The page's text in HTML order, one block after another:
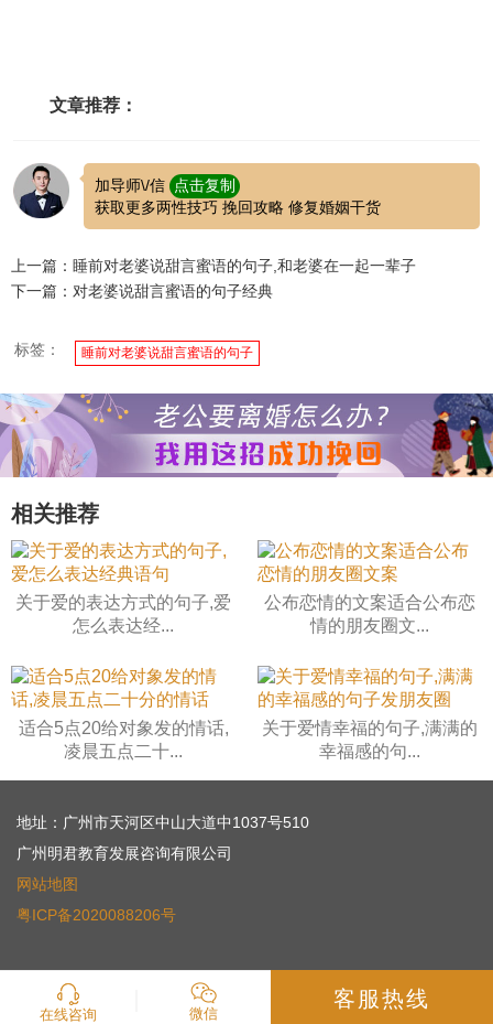
文章推荐：
加导师\/信
点击复制
获取更多两性技巧 挽回攻略 修复婚姻干货
上一篇：睡前对老婆说甜言蜜语的句子,和老婆在一起一辈子
下一篇：对老婆说甜言蜜语的句子经典
标签： 睡前对老婆说甜言蜜语的句子
相关推荐
关于爱的表达方式的句子,爱
怎么表达经...
公布恋情的文案适合公布恋
情的朋友圈文...
适合5点20给对象发的情话,
凌晨五点二十...
关于爱情幸福的句子,满满的
幸福感的句...
地址：广州市天河区中山大道中1037号510
广州明君教育发展咨询有限公司
网站地图
粤ICP备2020088206号
在线咨询 微信
客服热线